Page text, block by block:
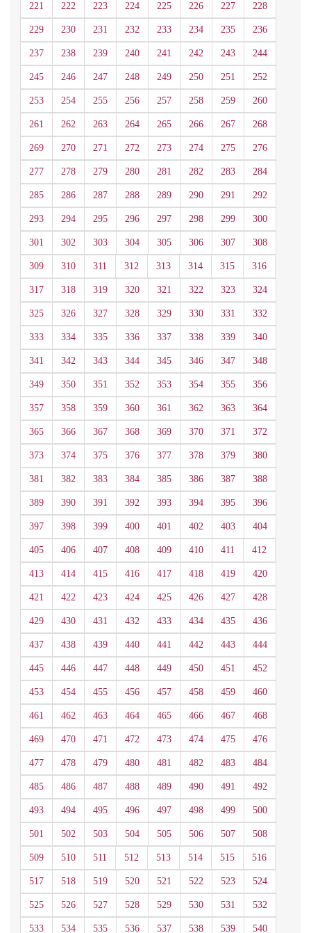
221 222 223 224 225 226 227 228
229 230 231 232 233 234 235 236
237 238 239 240 241 242 243 244
245 246 247 248 249 250 251 252
253 254 255 256 257 258 259 260
261 262 263 264 265 266 267 268
269 270 271 272 273 274 275 276
277 278 279 280 281 282 283 284
285 286 287 288 289 290 291 292
293 294 295 296 297 298 299 300
301 302 303 304 305 306 307 308
309 310 311 312 313 314 315 316
317 318 319 320 321 322 323 324
325 326 327 328 329 330 331 332
333 334 335 336 337 338 339 340
341 342 343 344 345 346 347 348
349 350 351 352 353 354 355 356
357 358 359 360 361 362 363 364
365 366 367 368 369 370 371 372
373 374 375 376 377 378 379 380
381 382 383 384 385 386 387 388
389 390 391 392 393 394 395 396
397 398 399 400 401 402 403 404
405 406 407 408 409 410 411 412
413 414 415 416 417 418 419 420
421 422 423 424 425 426 427 428
429 430 431 432 433 434 435 436
437 438 439 440 441 442 443 444
445 446 447 448 449 450 451 452
453 454 455 456 457 458 459 460
461 462 463 464 465 466 467 468
469 470 471 472 473 474 475 476
477 478 479 480 481 482 483 484
485 486 487 488 489 490 491 492
493 494 495 496 497 498 499 500
501 502 503 504 505 506 507 508
509 510 511 512 513 514 515 516
517 518 519 520 521 522 523 524
525 526 527 528 529 530 531 532
533 534 535 536 537 538 539 540